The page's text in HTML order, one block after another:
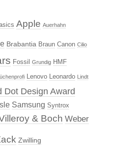
Apple Auerhahn
Brabantia Braun Canon Cilio
Fossil Grundig HMF
Lenovo Leonardo Lindt
Dot Design Award
Samsung Syntrox
& Boch Weber
Zwilling